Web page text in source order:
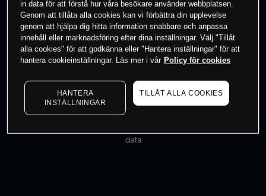
Börja handla
Priserna är endast vägledande.
data
in data för att förstå hur våra besökare använder webbplatsen.
Genom att tillåta alla cookies kan vi förbättra din upplevelse
genom att hjälpa dig hitta information snabbare och anpassa
innehåll eller marknadsföring efter dina inställningar. Välj "Tillåt
alla cookies" för att godkänna eller "Hantera inställningar" för att
hantera cookieinställningar. Läs mer i vår Policy för cookies
HANTERA
INSTÄLLNINGAR
TILLÅT ALLA COOKIES